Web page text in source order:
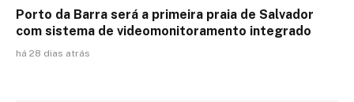
Porto da Barra será a primeira praia de Salvador
com sistema de videomonitoramento integrado
há 28 dias atrás